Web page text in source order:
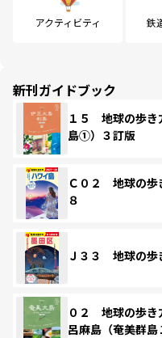
アクティビティ 鉄
新刊ガイドブック
１５ 地球の歩
島①）３訂版
Ｃ０２ 地球の
８
Ｊ３３ 地球の
０２ 地球の歩
呂麻島（奄美群